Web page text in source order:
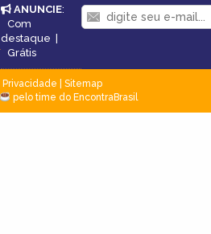
ANUNCIE:
Com
destaque |
Grátis
Privacidade
Sitemap
pelo time do EncontraBrasil